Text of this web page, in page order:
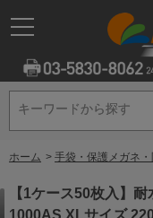
キーワードから探す
キーワードから探す
ホーム > 手袋・保護メガネ・
【1ケース50枚入】